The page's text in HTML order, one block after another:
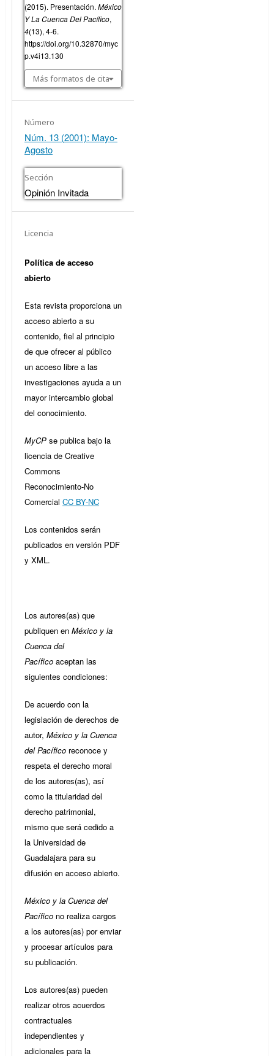
(2015). Presentación. México
Y La Cuenca Del Pacífico,
4(13), 4-6.
https://doi.org/10.32870/myc
p.v4i13.130
Más formatos de cita
Número
Núm. 13 (2001): Mayo-
Agosto
Sección
Opinión Invitada
Licencia
Política de acceso
abierto
Esta revista proporciona un
acceso abierto a su
contenido, fiel al principio
de que ofrecer al público
un acceso libre a las
investigaciones ayuda a un
mayor intercambio global
del conocimiento.
MyCP se publica bajo la
licencia de Creative
Commons
Reconocimiento-No
Comercial CC BY-NC
Los contenidos serán
publicados en versión PDF
y XML.
Los autores(as) que
publiquen en México y la
Cuenca del
Pacífico aceptan las
siguientes condiciones:
De acuerdo con la
legislación de derechos de
autor, México y la Cuenca
del Pacífico reconoce y
respeta el derecho moral
de los autores(as), así
como la titularidad del
derecho patrimonial,
mismo que será cedido a
la Universidad de
Guadalajara para su
difusión en acceso abierto.
México y la Cuenca del
Pacífico no realiza cargos
a los autores(as) por enviar
y procesar artículos para
su publicación.
Los autores(as) pueden
realizar otros acuerdos
contractuales
independientes y
adicionales para la